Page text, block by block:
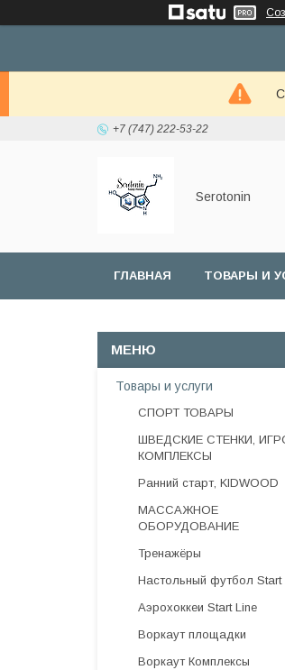
+7 (747) 222-53-22
Serotonin
ГЛАВНАЯ ТОВАРЫ И
Товары и услуги
СПОРТ ТОВАРЫ
ШВЕДСКИЕ СТЕНКИ,
КОМПЛЕКСЫ
Ранний старт, KIDWOOD
МАССАЖНОЕ
ОБОРУДОВАНИЕ
Тренажёры
Настольный футбол Start
Аэрохоккеи Start Line
Воркаут площадки
Воркаут Комплексы